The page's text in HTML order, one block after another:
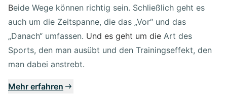
Beide Wege können richtig sein. Schließlich geht es
auch um die Zeitspanne, die das „Vor“ und das
„Danach“ umfassen. Und es geht um die Art des
Sports, den man ausübt und den Trainingseffekt, den
man dabei anstrebt.
Mehr erfahren